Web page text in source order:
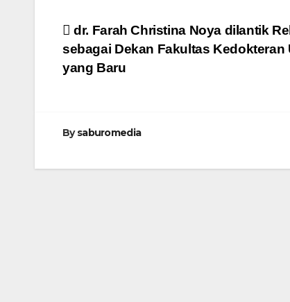
Navigasi
pos
dr. Farah Christina Noya dilantik
sebagai Dekan Fakultas Kedokteran
yang Baru
Bysaburomedia